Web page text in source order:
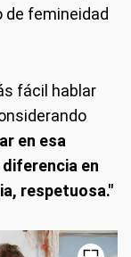
de femineidad
fácil hablar
en esa
en
respetuosa."